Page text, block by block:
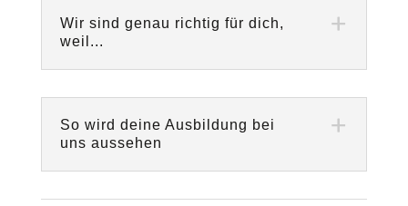
Wir sind genau richtig für dich,
weil...
So wird deine Ausbildung bei
uns aussehen